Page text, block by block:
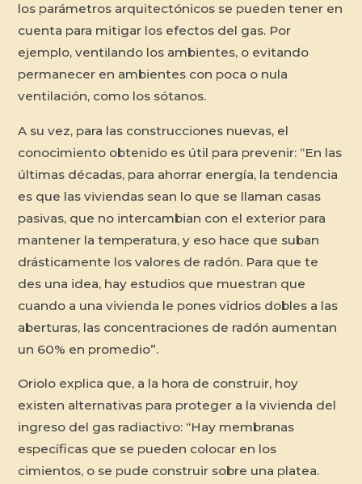
los parámetros arquitectónicos se pueden tener en
cuenta para mitigar los efectos del gas. Por
ejemplo, ventilando los ambientes, o evitando
permanecer en ambientes con poca o nula
ventilación, como los sótanos.
A su vez, para las construcciones nuevas, el
conocimiento obtenido es útil para prevenir: “En las
últimas décadas, para ahorrar energía, la tendencia
es que las viviendas sean lo que se llaman casas
pasivas, que no intercambian con el exterior para
mantener la temperatura, y eso hace que suban
drásticamente los valores de radón. Para que te
des una idea, hay estudios que muestran que
cuando a una vivienda le pones vidrios dobles a las
aberturas, las concentraciones de radón aumentan
un 60% en promedio”.
Oriolo explica que, a la hora de construir, hoy
existen alternativas para proteger a la vivienda del
ingreso del gas radiactivo: “Hay membranas
específicas que se pueden colocar en los
cimientos, o se pude construir sobre una platea.